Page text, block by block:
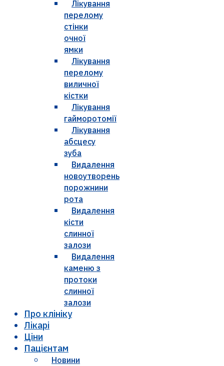
Лікування
перелому
стінки
очної
ямки
Лікування
перелому
виличної
кістки
Лікування
гайморотомії
Лікування
абсцесу
зуба
Видалення
новоутворень
порожнини
рота
Видалення
кісти
слинної
залози
Видалення
каменю з
протоки
слинної
залози
Про клініку
Лікарі
Ціни
Пацієнтам
Новини